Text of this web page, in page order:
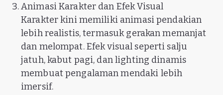
Animasi Karakter dan Efek Visual
Karakter kini memiliki animasi pendakian
lebih realistis, termasuk gerakan memanjat
dan melompat. Efek visual seperti salju
jatuh, kabut pagi, dan lighting dinamis
membuat pengalaman mendaki lebih
imersif.